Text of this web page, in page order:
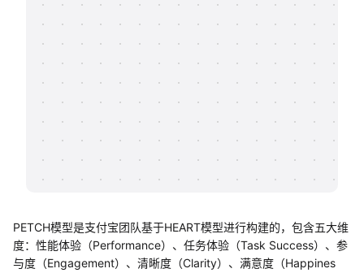
支持
知识分享社区
PETCH模型是支付宝团队基于HEART模型进行构建的，包含五大维
度：性能体验（Performance）、任务体验（Task Success）、参
与度（Engagement）、清晰度（Clarity）、满意度（Happines